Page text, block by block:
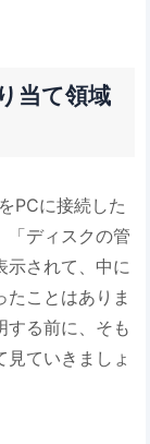
当て領域
PCに接続した
「ディスクの管
示されて、中に
ことはありま
する前に、そも
ていきましょ